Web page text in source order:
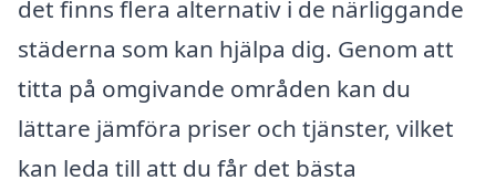
det finns flera alternativ i de närliggande
städerna som kan hjälpa dig. Genom att
titta på omgivande områden kan du
lättare jämföra priser och tjänster, vilket
kan leda till att du får det bästa